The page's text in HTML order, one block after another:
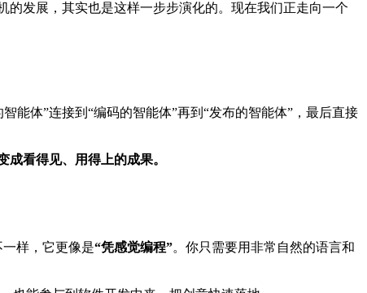
的发展，其实也是这样一步步演化的。现在我们正走向一个
能体”连接到“编码的智能体”再到“发布的智能体”，最后直接
看得见、用得上的成果。
样，它更像是“凭感觉编程”。你只需要用非常自然的语言和